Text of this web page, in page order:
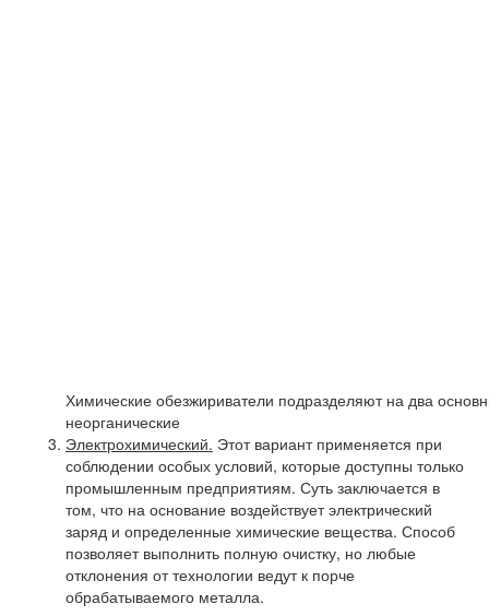
Химические обезжириватели подразделяют на два
неорганические
Электрохимический. Этот вариант применяется при
соблюдении особых условий, которые доступны только
промышленным предприятиям. Суть заключается в
том, что на основание воздействует электрический
заряд и определенные химические вещества. Способ
позволяет выполнить полную очистку, но любые
отклонения от технологии ведут к порче
обрабатываемого металла.